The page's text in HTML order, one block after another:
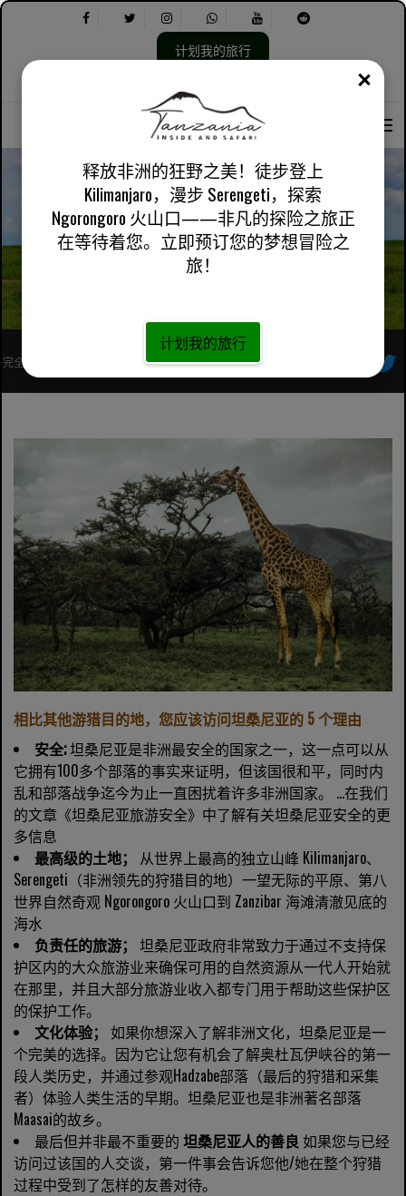
计划我的旅行
容：
您应该访问坦桑尼亚的 5 个理由
完全注册的非洲当地旅行社
相比其他游猎目的地，您应该访问坦桑尼亚的 5 个理由
安全;坦桑尼亚是非洲最安全的国家之一，这一点可以从
它拥有100多个部落的事实来证明，但该国很和平，同时内
乱和部落战争迄今为止一直困扰着许多非洲国家。 …在我们
的文章《坦桑尼亚旅游安全》中了解有关坦桑尼亚安全的更
多信息
最高级的土地；
从世界上最高的独立山峰 Kilimanjaro、
Serengeti（非洲领先的狩猎目的地）一望无际的平原、第八
世界自然奇观 Ngorongoro 火山口到 Zanzibar 海滩清澈见底的
海水
负责任的旅游； 坦桑尼亚政府非常致力于通过不支持保
护区内的大众旅游业来确保可用的自然资源从一代人开始就
在那里，并且大部分旅游业收入都专门用于帮助这些保护区
的保护工作。
文化体验； 如果你想深入了解非洲文化，坦桑尼亚是一
个完美的选择。因为它让您有机会了解奥杜瓦伊峡谷的第一
段人类历史，并通过参观Hadzabe部落（最后的狩猎和采集
者）体验人类生活的早期。坦桑尼亚也是非洲著名部落
Maasai的故乡。
最后但并非最不重要的 坦桑尼亚人的善良如果您与已经
访问过该国的人交谈，第一件事会告诉您他/她在整个狩猎
过程中受到了怎样的友善对待。
释放非洲的狂野之美！徒步登上
Kilimanjaro，漫步 Serengeti，探索
Ngorongoro 火山口——非凡的探险之旅正
在等待着您。立即预订您的梦想冒险之
旅！
计划我的旅行
关闭